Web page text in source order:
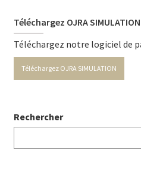
Téléchargez OJRA SIMULATION
Téléchargez notre logiciel de
Téléchargez OJRA SIMULATION
Rechercher